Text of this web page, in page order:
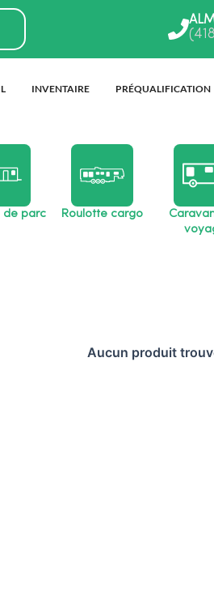
INVENTAIRE PRÉQUALIFICATION
de parc Roulotte cargo
Aucun produit